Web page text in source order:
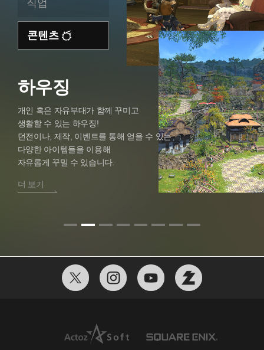
직업
콘텐츠
임무 지원 & 트러스트
더 보기
혼자서도 NPC와 함께 던전을 공략할 수 있는
특별한 시스템! 임무 지원을 통해 주요
퀘스트를 막힘없이 진행하고, 트러스트로
이야기 속 핵심 NPC와 함께 성장하며
나만의 속도로 파이널판타지14의 모험을 즐겨보세요.
외전 스토리
더 보기
주요 스토리 이후의 뒷이야기와
NPC, 우호부족, 각 지역 곳곳에 숨겨진 이야기까지
주요 스토리에선 미처 알 수 없었던
흥미진진한 이야기를 직접 체험해 보세요.
하우징
더 보기
개인 혹은 자유부대가 함께 꾸미고
생활할 수 있는 하우징!
던전이나, 제작, 이벤트를 통해 얻을 수 있는
다양한 아이템들을 이용해
자유롭게 꾸밀 수 있습니다.
패션
더 보기
제작 및 채집
더 보기
맨더빌 골드 소서
더 보기
자유부대
더 보기
시즌 이벤트
더 보기
임무 지원 & 트러스트
더 보기
외전 스토리
더 보기